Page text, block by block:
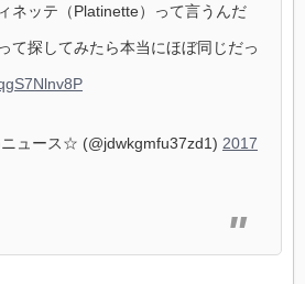
ネッテ（Platinette）って言うんだ
て探してみたら本当にほぼ同じだっ
ュース☆ (@jdwkgmfu37zd1) 2017